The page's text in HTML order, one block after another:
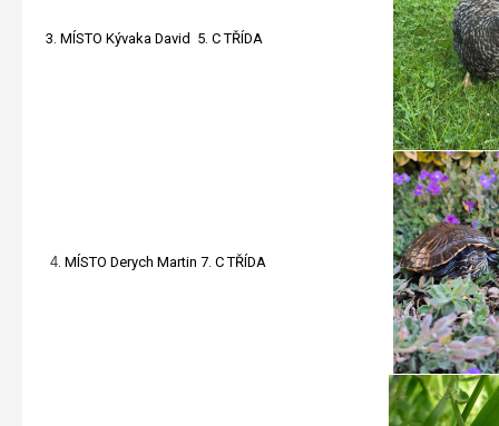
3. MÍSTO Kývaka David 5. C TŘÍDA
4. MÍSTO Derych Martin 7. CTŘÍDA